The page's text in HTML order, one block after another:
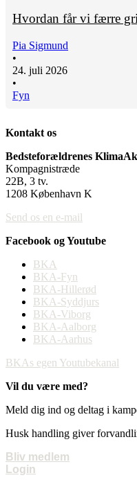
Hvordan får vi færre
Pia Sigmund
•
24. juli 2026
•
Fyn
Kontakt os
Bedsteforældrenes
Kompagnistræde
22B, 3 tv.
1208 København K
Send os en e-mail
Facebook og Youtube
BKA
BKA-Fyn
BKA-Hillerød
BKA-Syddjurs
BKA-Viborg
BKA-Aalborg
BKA-Aarhus
BKAs egen Youtubekanal
Vil du være med?
Meld dig ind og deltag i
Husk handling giver
Bliv medlem
Login